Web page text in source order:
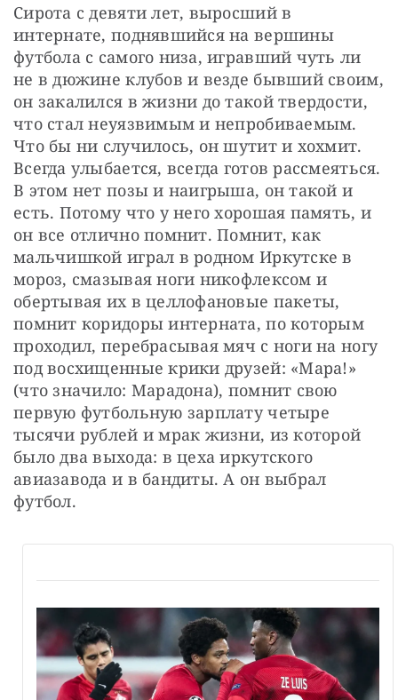
Сирота с девяти лет, выросший в
интернате, поднявшийся на вершины
футбола с самого низа, игравший чуть ли
не в дюжине клубов и везде бывший своим,
он закалился в жизни до такой твердости,
что стал неуязвимым и непробиваемым.
Что бы ни случилось, он шутит и хохмит.
Всегда улыбается, всегда готов рассмеяться.
В этом нет позы и наигрыша, он такой и
есть. Потому что у него хорошая память, и
он все отлично помнит. Помнит, как
мальчишкой играл в родном Иркутске в
мороз, смазывая ноги никофлексом и
обертывая их в целлофановые пакеты,
помнит коридоры интерната, по которым
проходил, перебрасывая мяч с ноги на ногу
под восхищенные крики друзей: «Мара!»
(что значило: Марадона), помнит свою
первую футбольную зарплату четыре
тысячи рублей и мрак жизни, из которой
было два выхода: в цеха иркутского
авиазавода и в бандиты. А он выбрал
футбол.